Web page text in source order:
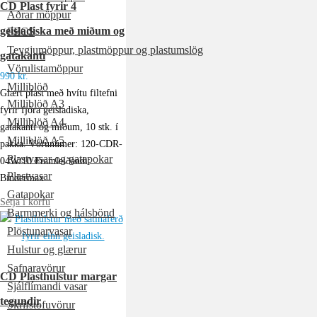
Aðrar möppur
PECS
Teygjumöppur, plastmöppur og plastumslög
Vörulistamöppur
Milliblöð
Milliblöð A3
Milliblöð A4
Milliblöð A5
Plastvasar og gatapokar
Plastvasar
Gatapokar
Barmmerki og hálsbönd
Plöstunarvasar
Hulstur og glærur
Safnaravörur
Sjálflímandi vasar
Skrifstofuvörur
CD Plast fyrir 4
geisladiska með miðum og
gatakanti
990kr.
Glært plast með hvítu filtefni
fyrir fjóra geisladiska,
gatakanti og miðum, 10 stk. í
pakka. Vörunúmer: 120-CDR-
04W/10 Framleiðandi:
Bindermax
Setja í körfu
CD Plasthulstur margar
tegundir